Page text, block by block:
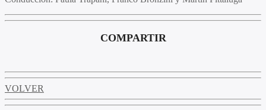
COMPARTIR
VOLVER